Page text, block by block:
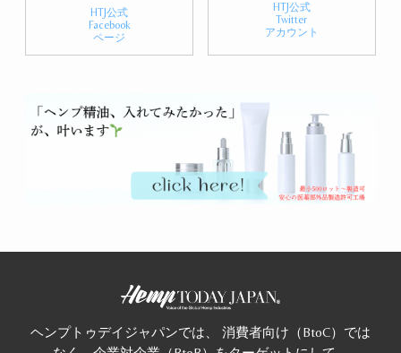
HTJ公式
Facebook
ページ
HTJ公式
Twitter
アカウント
ヘンプトゥデイジャパンでは、 消費者向け（BtoC）では